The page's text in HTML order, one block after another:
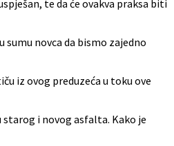
te da će ovakva praksa biti
novca da bismo zajedno
iz ovog preduzeća u toku ove
i novog asfalta. Kako je